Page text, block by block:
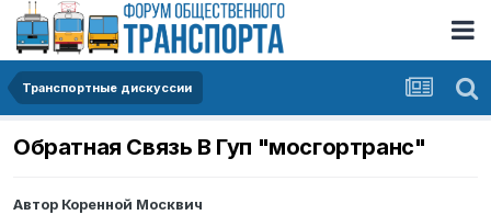
Транспортные дискуссии
Обратная Связь В Гуп "мосгортранс"
Автор Коренной Москвич